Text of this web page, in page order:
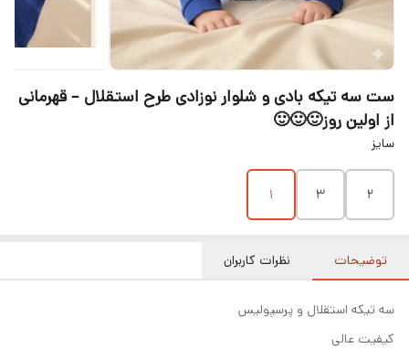
ست سه تیکه بادی و شلوار نوزادی طرح استقلال – قهرمانی
از اولین روز🙂🙂🙂
سایز
۲ ۳ ۱
توضیحات نظرات کاربران
سه تیکه استقلال و پرسپولیس
کیفیت عالی